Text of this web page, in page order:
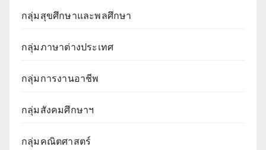
กลุ่มสุขศึกษาและพลศึกษา
กลุ่มภาษาต่างประเทศ
กลุ่มการงานอาชีพ
กลุ่มสังคมศึกษาฯ
กลุ่มคณิตศาสตร์